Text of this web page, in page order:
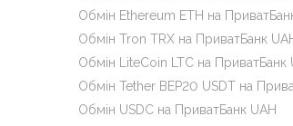
Обмін Ethereum ETH на
Обмін Tron TRX на ПриватБанк
Обмін LiteCoin LTC на ПриватБанк
Обмін Tether BEP20 USDT на
Обмін USDC на ПриватБанк UAH